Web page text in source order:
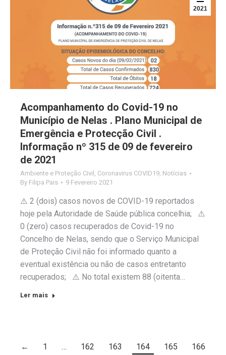
2021
Acompanhamento do Covid-19 no
Município de Nelas . Plano Municipal de
Emergência e Protecção Civil .
Informação nº 315 de 09 de fevereiro
de 2021
Ambiente e Proteção Civil , Coronavirus COVID19, Notícias
By Filipa Pais 9 Fevereiro 2021
⚠️ 2 (dois) casos novos de COVID-19 reportados
hoje pela Autoridade de Saúde pública concelhia; ⚠️
0 (zero) casos recuperados de Covid-19 no
Concelho de Nelas, sendo que o Serviço Municipal
de Proteção Civil não foi informado quanto a
eventual existência ou não de casos entretanto
recuperados; ⚠️ No total existem 88 (oitenta…
Ler mais
← 1 … 162 163 164 165
166